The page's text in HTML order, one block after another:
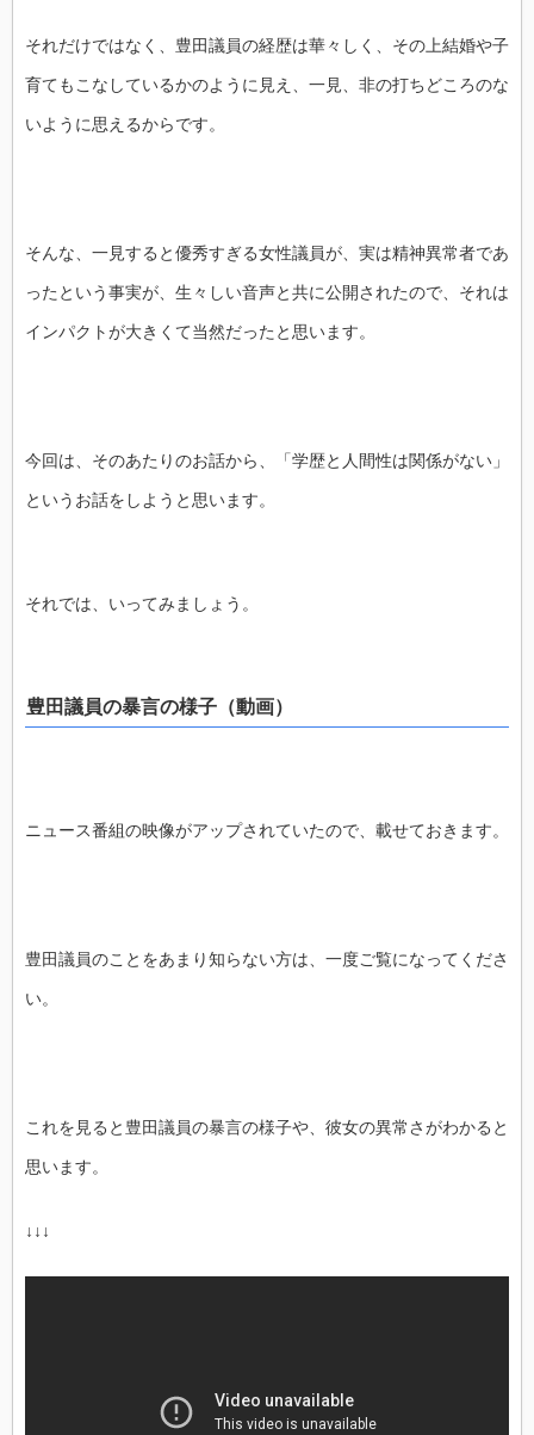
それだけではなく、︎豊田議員の経歴は華々しく、その上結婚や子
育てもこなしているかのように見え、一見、非の打ちどころのな
いように思えるからです。
そんな、一見すると優秀すぎる女性議員が、実は精神異常者であ
ったという事実が、生々しい音声と共に公開されたので、それは
インパクトが大きくて当然だったと思います。
今回は、そのあたりのお話から、「学歴と人間性は関係がない」
というお話をしようと思います。
それでは、いってみましょう。
豊田議員の暴言の様子（動画）
ニュース番組の映像がアップされていたので、載せておきます。
豊田議員のことをあまり知らない方は、一度ご覧になってくださ
い。
これを見ると豊田議員の暴言の様子や、彼女の異常さがわかると
思います。
↓↓↓